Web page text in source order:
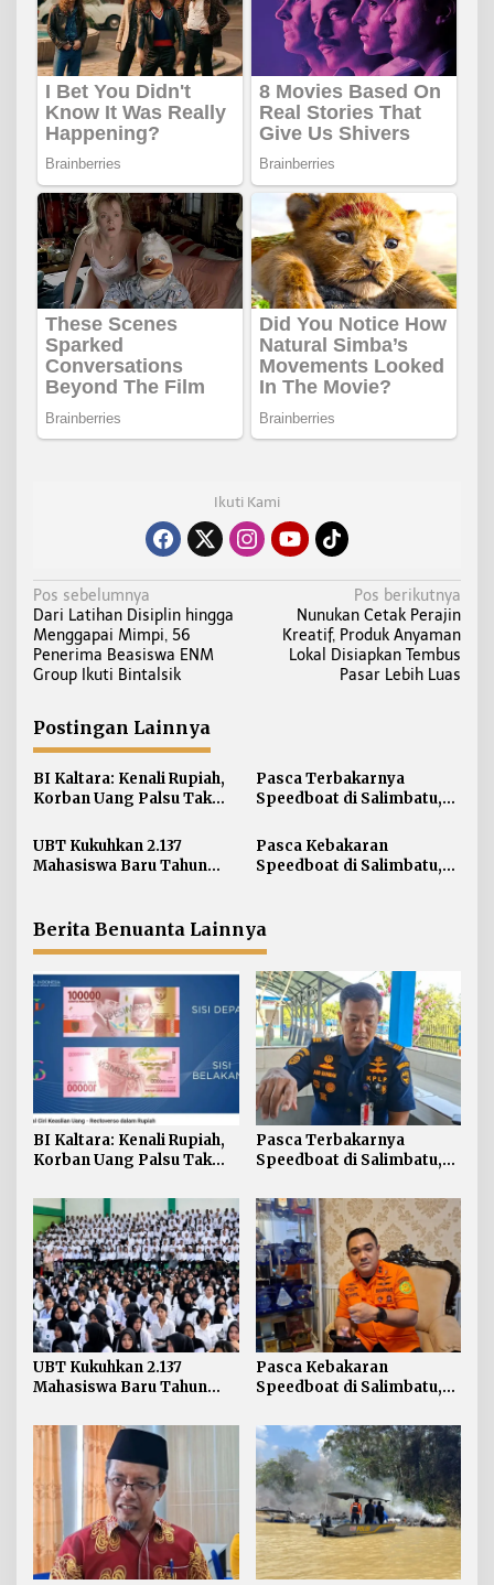
Ikuti Kami
N
a
v
i
a
s
i
p
o
s
Pos sebelumnya
Dari Latihan Disiplin hingga
Menggapai Mimpi, 56
Penerima Beasiswa ENM
Group Ikuti Bintalsik
Pos berikutnya
Nunukan Cetak Perajin
Kreatif, Produk Anyaman
Lokal Disiapkan Tembus
Pasar Lebih Luas
Postingan Lainnya
BI Kaltara: Kenali Rupiah,
Korban Uang Palsu Tak
Pasca Terbakarnya
Speedboat di Salimbatu,
Pengawasan dan Edukasi
Awak Kapal
UBT Kukuhkan 2.137
Mahasiswa Baru Tahun
Pasca Kebakaran
Speedboat di Salimbatu,
Keselamatan
Berita Benuanta Lainnya
BI Kaltara: Kenali Rupiah,
Korban Uang Palsu Tak
Pasca Terbakarnya
Speedboat di Salimbatu,
Pengawasan dan Edukasi
Awak Kapal
UBT Kukuhkan 2.137
Mahasiswa Baru Tahun
Pasca Kebakaran
Speedboat di Salimbatu,
Pentingnya Standar
Keselamatan